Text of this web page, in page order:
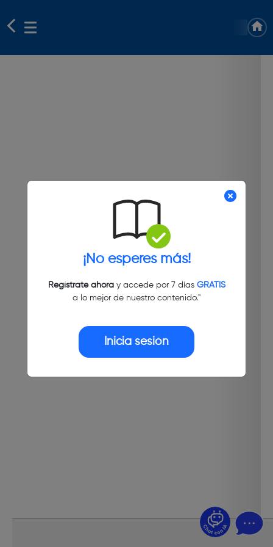
¡No esperes más!
Regístrate ahoray accede por 7 días GRATIS
a lo mejor de nuestro contenido."
Inicia sesión